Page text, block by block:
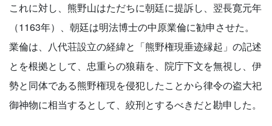
これに対し、熊野山はただちに朝廷に提訴し、翌長寛元年
（1163年）、朝廷は明法博士の中原業倫に勧申させた。
業倫は、八代荘設立の経緯と「熊野権現垂迹縁起」の記述
とを根拠として、忠重らの狼藉を、院庁下文を無視し、伊
勢と同体である熊野権現を侵犯したことから律令の盗大祀
御神物に相当するとして、絞刑とするべきだと勘申した。